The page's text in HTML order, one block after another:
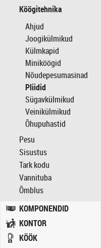
Köögitehnika
Ahjud
Joogikülmikud
Külmkapid
Miniköögid
Nõudepesumasinad
Pliidid
Sügavkülmikud
Veinikülmikud
Õhupuhastid
Pesu
Sisustus
Tark kodu
Vannituba
Õmblus
KOMPONENDID
KONTOR
KÖÖK